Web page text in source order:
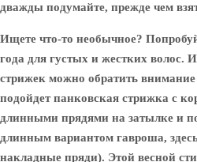
дважды подумайте, прежде чем
Ищете что-то необычное?
года для густых и жестких волос.
стрижек можно обратить
подойдет панковская стрижка с
длинными прядями на затылке и
длинным вариантом гавроша,
накладные пряди). Этой весной